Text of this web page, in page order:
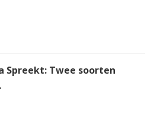
Spreekt: Twee soorten